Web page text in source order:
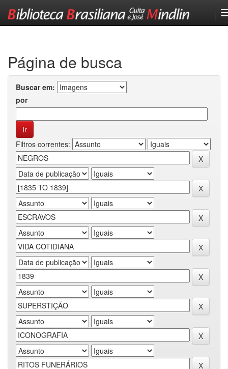
Página de busca
Buscar em:
por
Filtros correntes: